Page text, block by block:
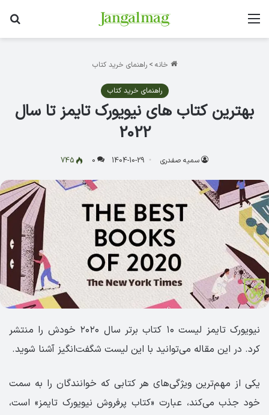
منو
خانه > راهنمای خرید کتاب
راهنمای خرید کتاب
بهترین کتاب های نیویورک تایمز تا سال
2022
سمیه صفدری 1404-10-29
0
745
نیویورک تایمز لیست ۱۰ کتاب برتر سال ۲۰۲۰ خودش را منتشر
کرد. در این مقاله می‌توانید با این لیست شگفت‌انگیز آشنا شوید.
یکی از مهم‌ترین ویژگی‌های هر کتابی که خوانندگان را به سمت
خود جذب می‌کند، عبارت «کتاب پرفروش نیویورک تایمز» است،